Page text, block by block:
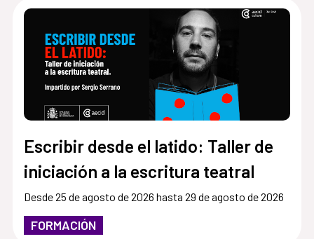
Escribir desde el latido: Taller de
iniciación a la escritura teatral
Desde 25 de agosto de 2026 hasta 29 de agosto de 2026
FORMACIÓN